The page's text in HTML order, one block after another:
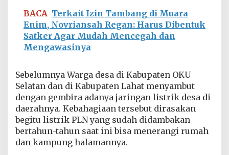
BACA Terkait Izin Tambang di Muara
Enim, Novriansah Regan: Harus Dibentuk
Satker Agar Mudah Mencegah dan
Mengawasinya
Sebelumnya Warga desa di Kabupaten OKU
Selatan dan di Kabupaten Lahat menyambut
dengan gembira adanya jaringan listrik desa di
daerahnya. Kebahagiaan tersebut dirasakan
begitu listrik PLN yang sudah didambakan
bertahun-tahun saat ini bisa menerangi rumah
dan kampung halamannya.